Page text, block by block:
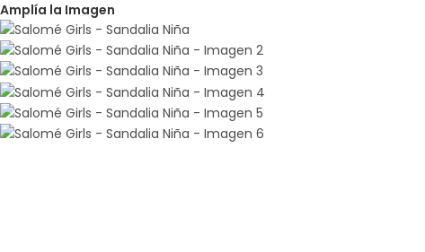
Amplía la Imagen